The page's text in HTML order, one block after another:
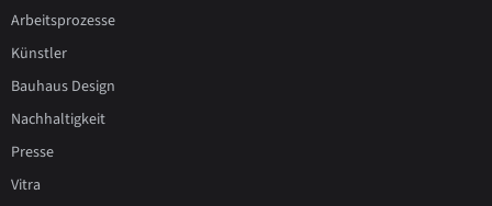
Arbeitsprozesse
Künstler
Bauhaus Design
Nachhaltigkeit
Presse
Vitra